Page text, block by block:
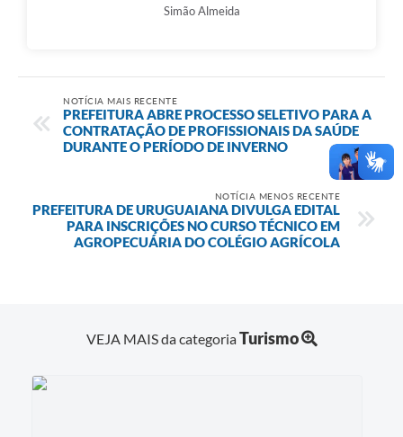
Simão Almeida
NOTÍCIA MAIS RECENTE
PREFEITURA ABRE PROCESSO SELETIVO PARA A
CONTRATAÇÃO DE PROFISSIONAIS DA SAÚDE
DURANTE O PERÍODO DE INVERNO
NOTÍCIA MENOS RECENTE
PREFEITURA DE URUGUAIANA DIVULGA EDITAL
PARA INSCRIÇÕES NO CURSO TÉCNICO EM
AGROPECUÁRIA DO COLÉGIO AGRÍCOLA
VEJA MAIS da categoriaTurismo